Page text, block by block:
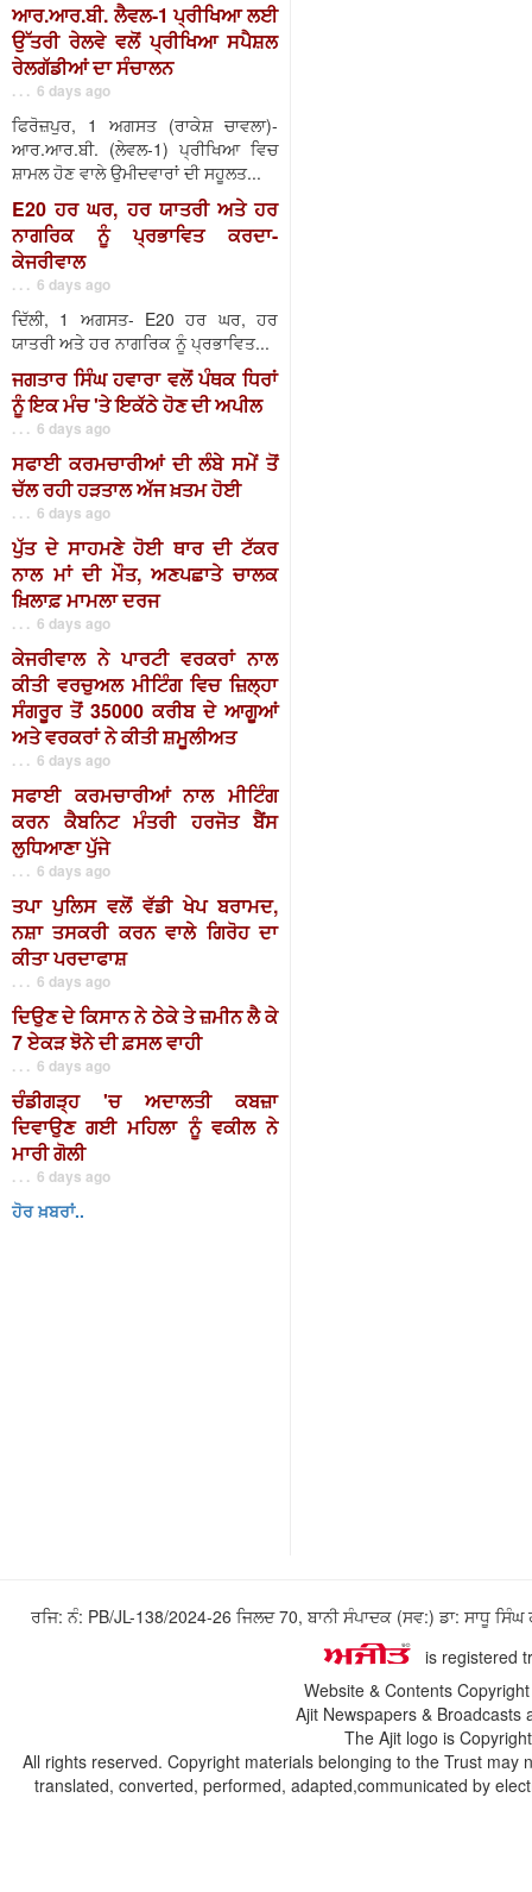
ਆਰ.ਆਰ.ਬੀ. ਲੈਵਲ-1 ਪ੍ਰੀਖਿਆ ਲਈ
ਉੱਤਰੀ ਰੇਲਵੇ ਵਲੋਂ ਪ੍ਰੀਖਿਆ ਸਪੈਸ਼ਲ
ਰੇਲਗੱਡੀਆਂ ਦਾ ਸੰਚਾਲਨ
. . . 6 days ago
ਫਿਰੋਜ਼ਪੁਰ, 1 ਅਗਸਤ (ਰਾਕੇਸ਼ ਚਾਵਲਾ)-
ਆਰ.ਆਰ.ਬੀ. (ਲੇਵਲ-1) ਪ੍ਰੀਖਿਆ ਵਿਚ
ਸ਼ਾਮਲ ਹੋਣ ਵਾਲੇ ਉਮੀਦਵਾਰਾਂ ਦੀ ਸਹੂਲਤ...
E20 ਹਰ ਘਰ, ਹਰ ਯਾਤਰੀ ਅਤੇ ਹਰ
ਨਾਗਰਿਕ ਨੂੰ ਪ੍ਰਭਾਵਿਤ ਕਰਦਾ-
ਕੇਜਰੀਵਾਲ
. . . 6 days ago
ਦਿੱਲੀ, 1 ਅਗਸਤ- E20 ਹਰ ਘਰ, ਹਰ
ਯਾਤਰੀ ਅਤੇ ਹਰ ਨਾਗਰਿਕ ਨੂੰ ਪ੍ਰਭਾਵਿਤ...
ਜਗਤਾਰ ਸਿੰਘ ਹਵਾਰਾ ਵਲੋਂ ਪੰਥਕ ਧਿਰਾਂ
ਨੂੰ ਇਕ ਮੰਚ 'ਤੇ ਇਕੱਠੇ ਹੋਣ ਦੀ ਅਪੀਲ
. . . 6 days ago
ਸਫਾਈ ਕਰਮਚਾਰੀਆਂ ਦੀ ਲੰਬੇ ਸਮੇਂ ਤੋਂ
ਚੱਲ ਰਹੀ ਹੜਤਾਲ ਅੱਜ ਖ਼ਤਮ ਹੋਈ
. . . 6 days ago
ਪੁੱਤ ਦੇ ਸਾਹਮਣੇ ਹੋਈ ਥਾਰ ਦੀ ਟੱਕਰ
ਨਾਲ ਮਾਂ ਦੀ ਮੌਤ, ਅਣਪਛਾਤੇ ਚਾਲਕ
ਖ਼ਿਲਾਫ਼ ਮਾਮਲਾ ਦਰਜ
. . . 6 days ago
ਕੇਜਰੀਵਾਲ ਨੇ ਪਾਰਟੀ ਵਰਕਰਾਂ ਨਾਲ
ਕੀਤੀ ਵਰਚੁਅਲ ਮੀਟਿੰਗ ਵਿਚ ਜ਼ਿਲ੍ਹਾ
ਸੰਗਰੂਰ ਤੋਂ 35000 ਕਰੀਬ ਦੇ ਆਗੂਆਂ
ਅਤੇ ਵਰਕਰਾਂ ਨੇ ਕੀਤੀ ਸ਼ਮੂਲੀਅਤ
. . . 6 days ago
ਸਫਾਈ ਕਰਮਚਾਰੀਆਂ ਨਾਲ ਮੀਟਿੰਗ
ਕਰਨ ਕੈਬਨਿਟ ਮੰਤਰੀ ਹਰਜੋਤ ਬੈਂਸ
ਲੁਧਿਆਣਾ ਪੁੱਜੇ
. . . 6 days ago
ਤਪਾ ਪੁਲਿਸ ਵਲੋਂ ਵੱਡੀ ਖੇਪ ਬਰਾਮਦ,
ਨਸ਼ਾ ਤਸਕਰੀ ਕਰਨ ਵਾਲੇ ਗਿਰੋਹ ਦਾ
ਕੀਤਾ ਪਰਦਾਫਾਸ਼
. . . 6 days ago
ਦਿਉਣ ਦੇ ਕਿਸਾਨ ਨੇ ਠੇਕੇ ਤੇ ਜ਼ਮੀਨ ਲੈ ਕੇ
7 ਏਕੜ ਝੋਨੇ ਦੀ ਫ਼ਸਲ ਵਾਹੀ
. . . 6 days ago
ਚੰਡੀਗੜ੍ਹ 'ਚ ਅਦਾਲਤੀ ਕਬਜ਼ਾ
ਦਿਵਾਉਣ ਗਈ ਮਹਿਲਾ ਨੂੰ ਵਕੀਲ ਨੇ
ਮਾਰੀ ਗੋਲੀ
. . . 6 days ago
ਹੋਰ ਖ਼ਬਰਾਂ..
ਰਜਿ: ਨੰ: PB/JL-138/2024-26 ਜਿਲਦ 70, ਬਾਨੀ ਸੰਪਾਦਕ (ਸਵ:) ਡਾ: ਸਾਧੂ
is registered
Website & Contents
Ajit Newspapers &
The Ajit logo is
All rights reserved. Copyright materials belonging to the Trust
translated, converted, performed, adapted,communicated by